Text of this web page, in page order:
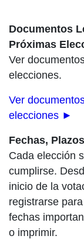
Documentos
Próximas
Ver
elecciones.
Ver
elecciones ►
Fechas,
Cada elección
cumplirse.
inicio de la
registrarse
fechas
o imprimir.